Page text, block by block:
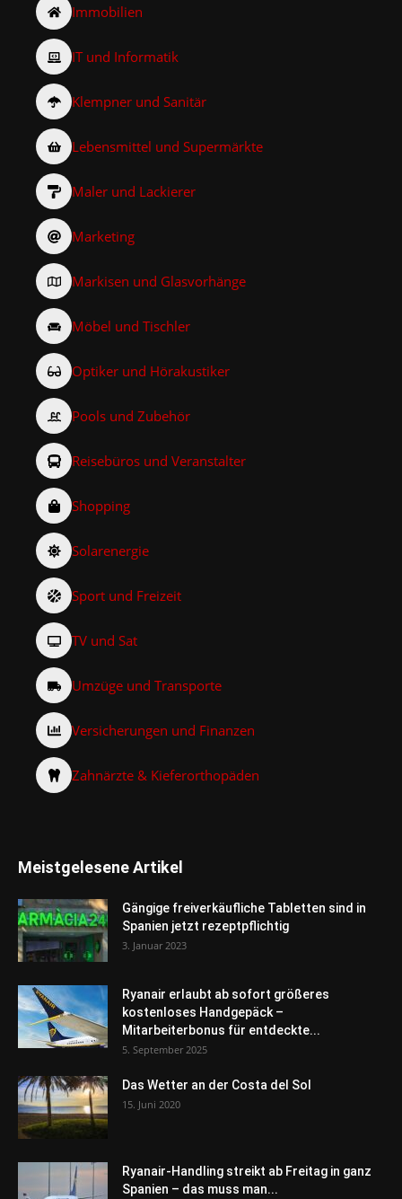
Immobilien
IT und Informatik
Klempner und Sanitär
Lebensmittel und Supermärkte
Maler und Lackierer
Marketing
Markisen und Glasvorhänge
Möbel und Tischler
Optiker und Hörakustiker
Pools und Zubehör
Reisebüros und Veranstalter
Shopping
Solarenergie
Sport und Freizeit
TV und Sat
Umzüge und Transporte
Versicherungen und Finanzen
Zahnärzte & Kieferorthopäden
Meistgelesene Artikel
Gängige freiverkäufliche Tabletten sind in
Spanien jetzt rezeptpflichtig
3. Januar 2023
Ryanair erlaubt ab sofort größeres
kostenloses Handgepäck –
Mitarbeiterbonus für entdeckte...
5. September 2025
Das Wetter an der Costa del Sol
15. Juni 2020
Ryanair-Handling streikt ab Freitag in ganz
Spanien – das muss man...